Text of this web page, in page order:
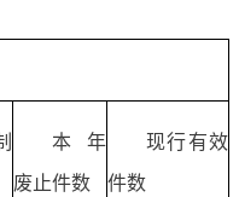
本年
废止件数
现行有效
件数